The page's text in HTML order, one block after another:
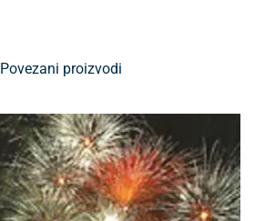
Povezani proizvodi